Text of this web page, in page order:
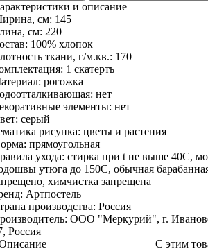
и описание
см: 145
см: 220
100% хлопок
ткани, г/м.кв.: 170
1 скатерть
рогожка
нет
элементы: нет
серый
рисунка: цветы и растения
прямоугольная
ухода: стирка при t не выше 40С,
утюга до 150С, обычная
химчистка запрещена
Артпостель
производства: Россия
ООО "Меркурий", г.
Россия
С этим